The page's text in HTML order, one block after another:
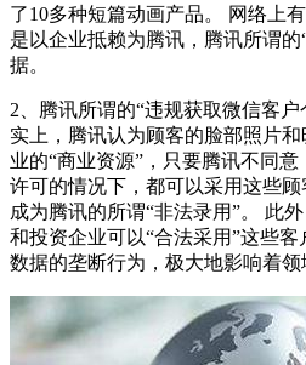
了10多种短篇动画产品。 网络上
是以企业抵赖为腾讯，腾讯所谓
据。
2、腾讯所谓的“违规获取微信客
实上，腾讯认为顾客的脸部照片
业的“商业资源”，只要腾讯不同
许可的情况下，都可以采用这些
成为腾讯的所谓“非法录用”。 此
和投资企业可以“合法采用”这些
数据的垄断行为，极大地影响着领